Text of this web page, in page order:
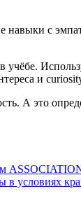
навыки с
учёбе.
и
А это
в условиях